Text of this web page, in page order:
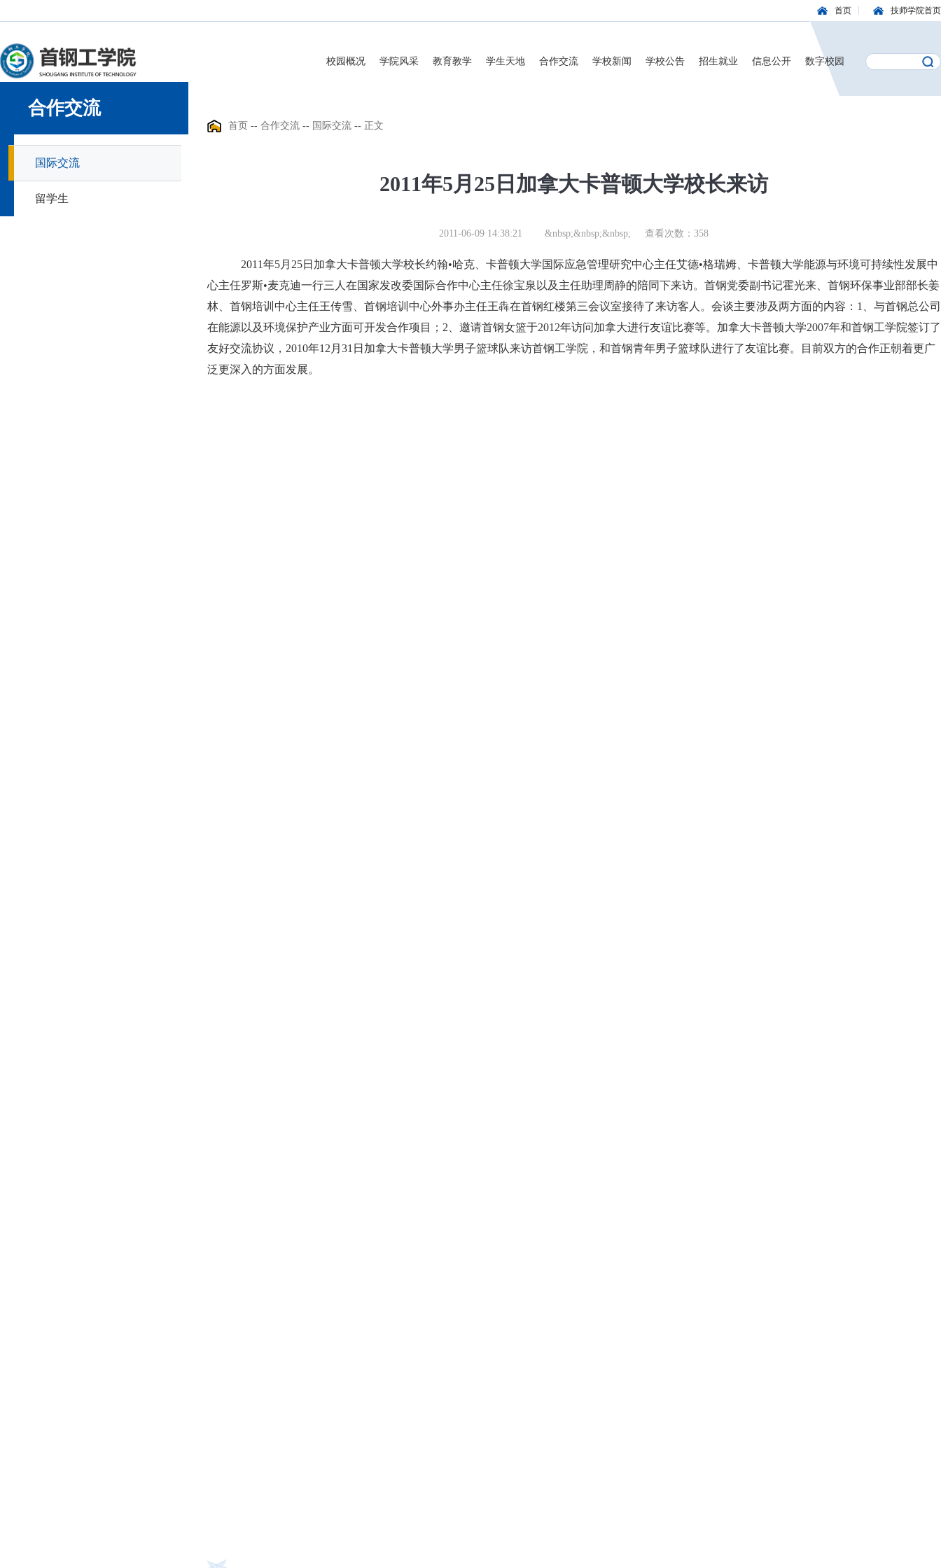
首页 技师学院首页
校园概况 学院风采 教育教学 学生天地 合作交流 学校新闻 学校公告 招生就业 信息公开 数字校园
合作交流
国际交流
留学生
首页 -- 合作交流-- 国际交流-- 正文
2011年5月25日加拿大卡普顿大学校长来访
2011-06-09 14:38:21 &nbsp;&nbsp;&nbsp; 查看次数：358
2011年5月25日加拿大卡普顿大学校长约翰•哈克、卡普顿大学国际应急管理研究中心主任艾德•格瑞姆、卡普顿大学能源与环境可持续性发展中
心主任罗斯•麦克迪一行三人在国家发改委国际合作中心主任徐宝泉以及主任助理周静的陪同下来访。首钢党委副书记霍光来、首钢环保事业部部长姜
林、首钢培训中心主任王传雪、首钢培训中心外事办主任王犇在首钢红楼第三会议室接待了来访客人。会谈主要涉及两方面的内容：1、与首钢总公司
在能源以及环境保护产业方面可开发合作项目；2、邀请首钢女篮于2012年访问加拿大进行友谊比赛等。加拿大卡普顿大学2007年和首钢工学院签订了
友好交流协议，2010年12月31日加拿大卡普顿大学男子篮球队来访首钢工学院，和首钢青年男子篮球队进行了友谊比赛。目前双方的合作正朝着更广
泛更深入的方面发展。